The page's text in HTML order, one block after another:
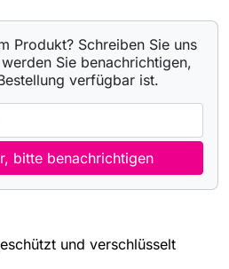
Produkt? Schreiben Sie uns
Sie benachrichtigen,
verfügbar ist.
bitte benachrichtigen
und verschlüsselt